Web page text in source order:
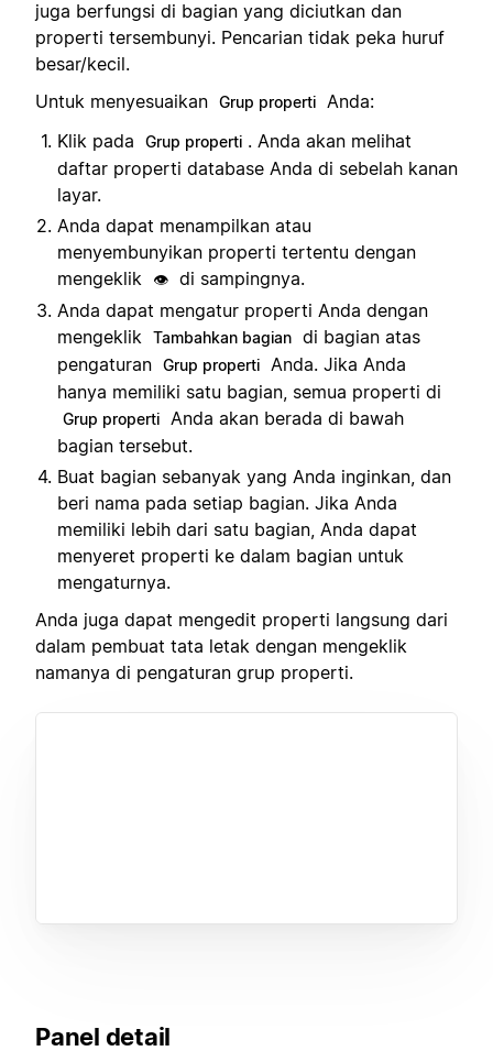
juga berfungsi di bagian yang diciutkan dan
properti tersembunyi. Pencarian tidak peka huruf
besar/kecil.
Untuk menyesuaikan Grup properti Anda:
Klik pada
Grup properti . Anda akan melihat
daftar properti database Anda di sebelah kanan
layar.
Anda dapat menampilkan atau
menyembunyikan properti tertentu dengan
mengeklik
👁️ di sampingnya.
Anda dapat mengatur properti Anda dengan
mengeklik
Tambahkan bagian di bagian atas
pengaturan Grup properti
Anda. Jika Anda
hanya memiliki satu bagian, semua properti di
Grup properti
Anda akan berada di bawah
bagian tersebut.
Buat bagian sebanyak yang Anda inginkan, dan
beri nama pada setiap bagian. Jika Anda
memiliki lebih dari satu bagian, Anda dapat
menyeret properti ke dalam bagian untuk
mengaturnya.
Anda juga dapat mengedit properti langsung dari
dalam pembuat tata letak dengan mengeklik
namanya di pengaturan grup properti.
Panel detail